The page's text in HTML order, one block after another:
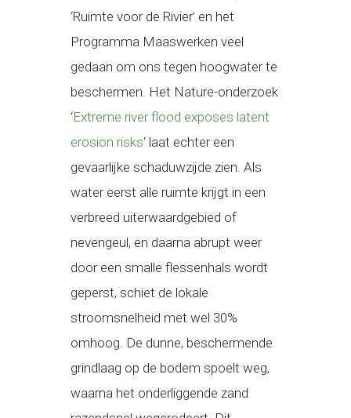
‘Ruimte voor de Rivier’ en het
Programma Maaswerken veel
gedaan om ons tegen hoogwater te
beschermen. Het Nature-onderzoek
‘Extreme river flood exposes latent
erosion risks‘ laat echter een
gevaarlijke schaduwzijde zien. Als
water eerst alle ruimte krijgt in een
verbreed uiterwaardgebied of
nevengeul, en daarna abrupt weer
door een smalle flessenhals wordt
geperst, schiet de lokale
stroomsnelheid met wel 30%
omhoog. De dunne, beschermende
grindlaag op de bodem spoelt weg,
waarna het onderliggende zand